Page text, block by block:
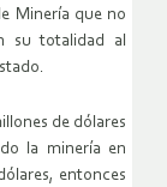
Minería que no
su totalidad al
de dólares
la minería en
entonces